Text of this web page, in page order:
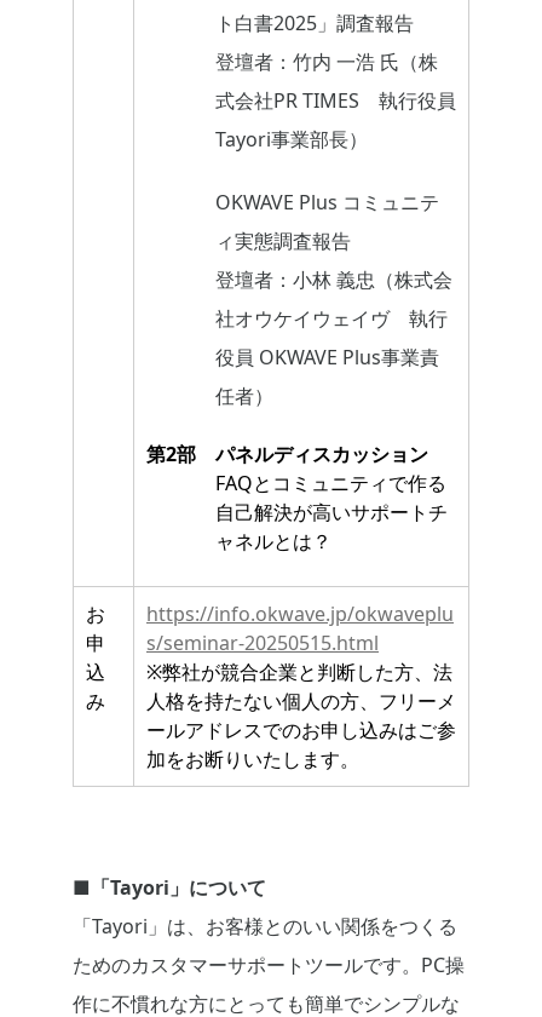
ト白書2025」調査報告
登壇者：竹内 一浩 氏（株
式会社PR TIMES 執行役員
Tayori事業部長）
OKWAVE Plus コミュニテ
ィ実態調査報告
登壇者：小林 義忠（株式会
社オウケイウェイヴ 執行
役員 OKWAVE Plus事業責
任者）
第2部パネルディスカッション
FAQとコミュニティで作る
自己解決が高いサポートチ
ャネルとは？
お
申
込
み
https://info.okwave.jp/okwaveplu
s/seminar-20250515.html
※弊社が競合企業と判断した方、法
人格を持たない個人の方、フリーメ
ールアドレスでのお申し込みはご参
加をお断りいたします。
■「Tayori」について
「Tayori」は、お客様とのいい関係をつくる
ためのカスタマーサポートツールです。PC操
作に不慣れな方にとっても簡単でシンプルな